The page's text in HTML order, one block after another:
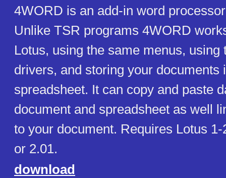
4WORD is an add-in word
Unlike TSR programs 4WORD
Lotus, using the same menus, using
drivers, and storing your documents
spreadsheet. It can copy and paste
document and spreadsheet as well
to your document. Requires Lotus
or 2.01.
download